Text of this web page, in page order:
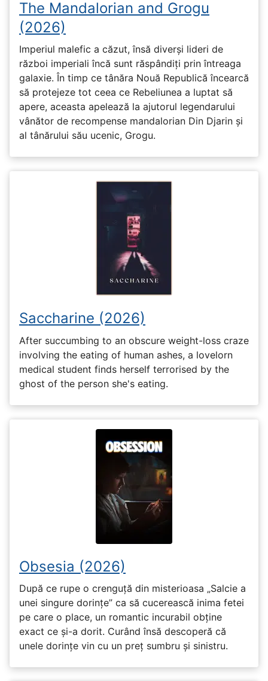
The Mandalorian and Grogu
(2026)
Imperiul malefic a căzut, însă diverși lideri de
război imperiali încă sunt răspândiți prin întreaga
galaxie. În timp ce tânăra Nouă Republică încearcă
să protejeze tot ceea ce Rebeliunea a luptat să
apere, aceasta apelează la ajutorul legendarului
vânător de recompense mandalorian Din Djarin și
al tânărului său ucenic, Grogu.
Saccharine (2026)
After succumbing to an obscure weight-loss craze
involving the eating of human ashes, a lovelorn
medical student finds herself terrorised by the
ghost of the person she's eating.
Obsesia (2026)
După ce rupe o crenguță din misterioasa „Salcie a
unei singure dorințe” ca să cucerească inima fetei
pe care o place, un romantic incurabil obține
exact ce și-a dorit. Curând însă descoperă că
unele dorințe vin cu un preț sumbru și sinistru.